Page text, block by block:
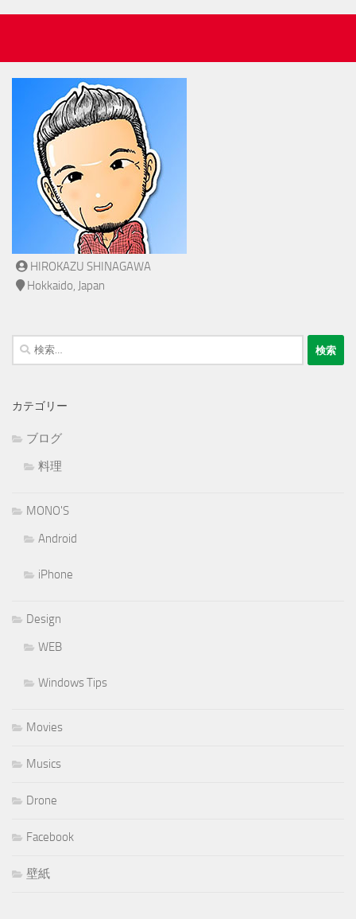
HIROKAZU SHINAGAWA
Hokkaido, Japan
検
索:
カテゴリー
ブログ
料理
MONO'S
Android
iPhone
Design
WEB
Windows Tips
Movies
Musics
Drone
Facebook
壁紙